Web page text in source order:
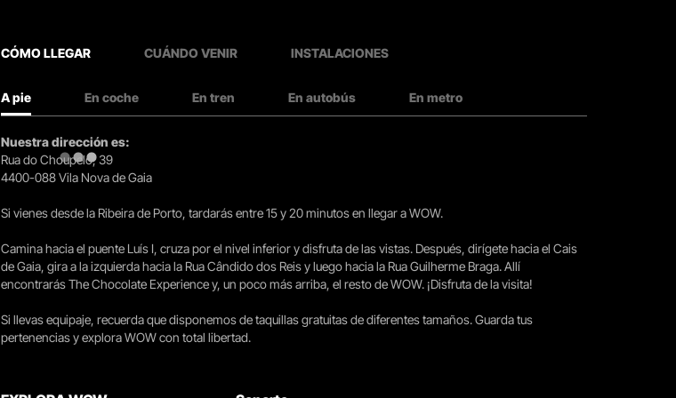
CÓMO LLEGAR CUÁNDO VENIR INSTALACIONES
A pie En coche En tren En autobús En metro
Nuestra dirección es:
Rua do Choupelo, 39
4400-088 Vila Nova de Gaia
Si vienes desde la Ribeira de Porto, tardarás entre 15 y 20 minutos en llegar a WOW.
Camina hacia el puente Luís I, cruza por el nivel inferior y disfruta de las vistas. Después, dirígete hacia el Cais
de Gaia, gira a la izquierda hacia la Rua Cândido dos Reis y luego hacia la Rua Guilherme Braga. Allí
encontrarás The Chocolate Experience y, un poco más arriba, el resto de WOW. ¡Disfruta de la visita!
Si llevas equipaje, recuerda que disponemos de taquillas gratuitas de diferentes tamaños. Guarda tus
pertenencias y explora WOW con total libertad.